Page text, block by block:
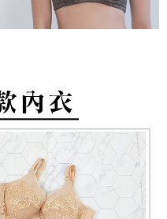
AFTEE先享後付」服務完成之交
，並將交易相關給付款項請求債
起之損失，本公司不負相關責
個別帳號之用戶狀況，依本公司即
足之情形，本公司將視審查結果
註冊。若發現惡意使用之情形，
使用額度並採取法律行動。
費
費